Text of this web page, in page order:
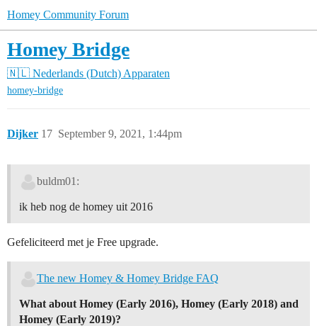
Homey Community Forum
Homey Bridge
🇳🇱 Nederlands (Dutch) Apparaten
homey-bridge
Dijker September 9, 2021, 1:44pm
17
buldm01:
ik heb nog de homey uit 2016
Gefeliciteerd met je Free upgrade.
The new Homey & Homey Bridge FAQ
What about Homey (Early 2016), Homey (Early 2018) and
Homey (Early 2019)?